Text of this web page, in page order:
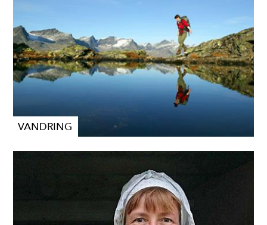
VANDRING